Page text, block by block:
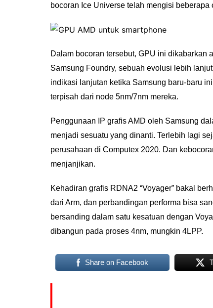
bocoran Ice Universe telah mengisi
Dalam bocoran tersebut, GPU ini dikabarkan
Samsung Foundry, sebuah evolusi lebih
indikasi lanjutan ketika Samsung baru-baru
terpisah dari node 5nm/7nm mereka.
Penggunaan IP grafis AMD oleh Samsung
menjadi sesuatu yang dinanti. Terlebih lagi
perusahaan di Computex 2020. Dan
menjanjikan.
Kehadiran grafis RDNA2 “Voyager” bakal
dari Arm, dan perbandingan performa bisa
bersanding dalam satu kesatuan dengan
dibangun pada proses 4nm, mungkin 4LPP.
Share on Facebook